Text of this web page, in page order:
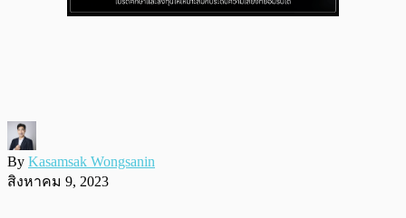
By Kasamsak Wongsanin
สิงหาคม 9, 2023